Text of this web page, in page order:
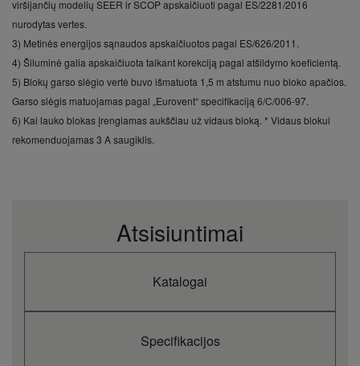
Refrigerant (R410A)
/ CO2 Eq.
viršijančių modelių SEER ir SCOP apskaičiuoti pagal ES/2281/2016
nurodytas vertes.
3) Metinės energijos sąnaudos apskaičiuotos pagal ES/626/2011.
4) Šiluminė galia apskaičiuota taikant korekciją pagal atšildymo koeficientą.
5) Blokų garso slėgio vertė buvo išmatuota 1,5 m atstumu nuo bloko apačios.
Garso slėgis matuojamas pagal „Eurovent“ specifikaciją 6/C/006-97.
6) Kai lauko blokas įrengiamas aukščiau už vidaus bloką. * Vidaus blokui
rekomenduojamas 3 A saugiklis.
Atsisiuntimai
Katalogai
Specifikacijos